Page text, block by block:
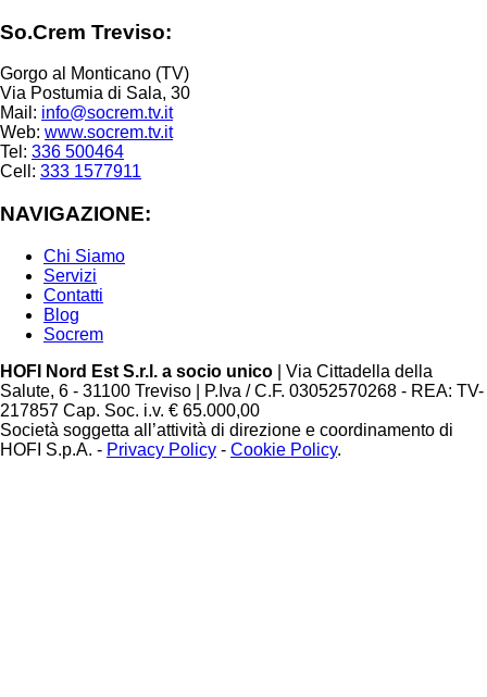
So.Crem Treviso:
Gorgo al Monticano (TV)
Via Postumia di Sala, 30
Mail: info@socrem.tv.it
Web: www.socrem.tv.it
Tel: 336 500464
Cell: 333 1577911
NAVIGAZIONE:
Chi Siamo
Servizi
Contatti
Blog
Socrem
HOFI Nord Est S.r.l. a socio unico | Via Cittadella della
Salute, 6 - 31100 Treviso | P.Iva / C.F. 03052570268 - REA: TV-
217857 Cap. Soc. i.v. € 65.000,00
Società soggetta all’attività di direzione e coordinamento di
HOFI S.p.A. - Privacy Policy - Cookie Policy.